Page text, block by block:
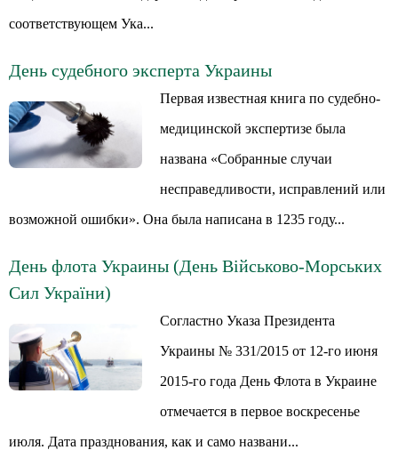
соответствующем Ука...
День судебного эксперта Украины
Первая известная книга по судебно-
медицинской экспертизе была
названа «Собранные случаи
несправедливости, исправлений или
возможной ошибки». Она была написана в 1235 году...
День флота Украины (День Військово-Морських
Сил України)
Согластно Указа Президента
Украины № 331/2015 от 12-го июня
2015-го года День Флота в Украине
отмечается в первое воскресенье
июля. Дата празднования, как и само названи...